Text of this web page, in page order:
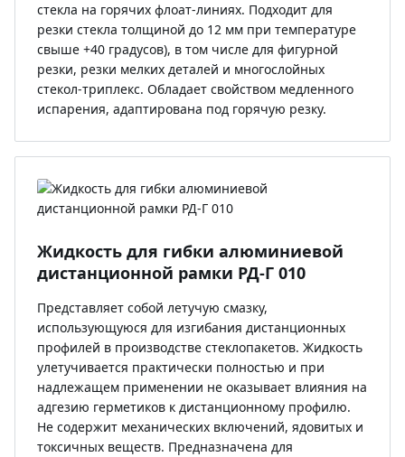
стекла на горячих флоат-линиях. Подходит для
резки стекла толщиной до 12 мм при температуре
свыше +40 градусов), в том числе для фигурной
резки, резки мелких деталей и многослойных
стекол-триплекс. Обладает свойством медленного
испарения, адаптирована под горячую резку.
Жидкость для гибки алюминиевой
дистанционной рамки РД-Г 010
Представляет собой летучую смазку,
использующуюся для изгибания дистанционных
профилей в производстве стеклопакетов. Жидкость
улетучивается практически полностью и при
надлежащем применении не оказывает влияния на
адгезию герметиков к дистанционному профилю.
Не содержит механических включений, ядовитых и
токсичных веществ. Предназначена для